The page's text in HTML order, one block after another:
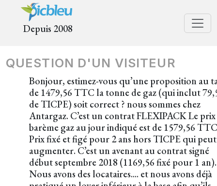
Depuis 2008
QUESTION D'UN VISITEUR
Bonjour, estimez-vous qu’une proposition au
de 1479,56 TTC la tonne de gaz (qui inclut
de TICPE) soit correct ? nous sommes chez
Antargaz. C’est un contrat FLEXIPACK Le prix
barème gaz au jour indiqué est de 1579,56
Prix fixé et figé pour 2 ans hors TICPE qui peut
augmenter. C’est un avenant au contrat signé
début septembre 2018 (1169,56 fixé pour 1 an).
Nous avons des locataires.... et nous avons déjà